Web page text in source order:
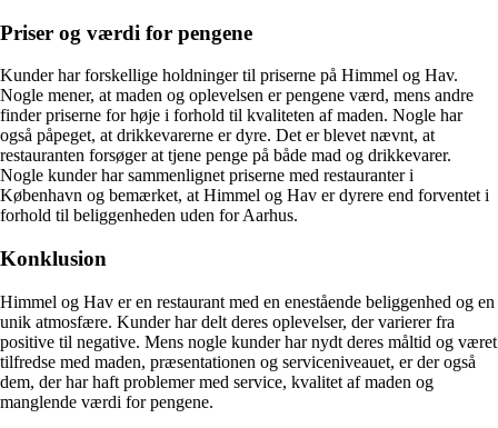
Priser og værdi for pengene
Kunder har forskellige holdninger til priserne på Himmel og Hav.
Nogle mener, at maden og oplevelsen er pengene værd, mens andre
finder priserne for høje i forhold til kvaliteten af ​​maden. Nogle har
også påpeget, at drikkevarerne er dyre. Det er blevet nævnt, at
restauranten forsøger at tjene penge på både mad og drikkevarer.
Nogle kunder har sammenlignet priserne med restauranter i
København og bemærket, at Himmel og Hav er dyrere end forventet i
forhold til beliggenheden uden for Aarhus.
Konklusion
Himmel og Hav er en restaurant med en enestående beliggenhed og en
unik atmosfære. Kunder har delt deres oplevelser, der varierer fra
positive til negative. Mens nogle kunder har nydt deres måltid og været
tilfredse med maden, præsentationen og serviceniveauet, er der også
dem, der har haft problemer med service, kvalitet af maden og
manglende værdi for pengene.